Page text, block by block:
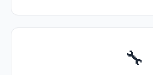
🔧